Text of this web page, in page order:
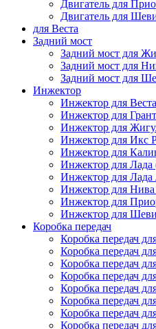
Двигатель для
Двигатель для
для Веста
Задний мост
Задний мост для
Задний мост для
Задний мост для
Инжектор
Инжектор для Веста
Инжектор для
Инжектор для
Инжектор для Икс
Инжектор для
Инжектор для Лада
Инжектор для Лада
Инжектор для Нива
Инжектор для
Инжектор для
Коробка передач
Коробка передач
Коробка передач
Коробка передач
Коробка передач
Коробка передач
Коробка передач
Коробка передач
Коробка передач